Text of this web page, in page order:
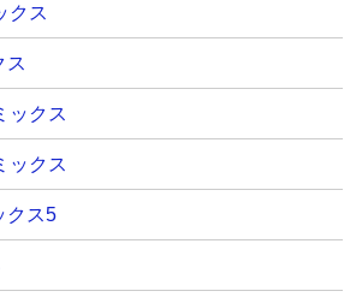
クス
ス
ックス
ックス
クス5